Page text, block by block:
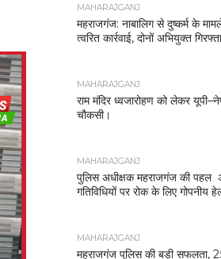
MAHARAJGANJ
महराजगंज: नाबालिग से दुष्कर्म के
त्वरित कार्रवाई, दोनों अभियुक्त
MAHARAJGANJ
राम मंदिर ध्वजारोहण को लेकर
चौकसी।
MAHARAJGANJ
पुलिस अधीक्षक महराजगंज की
गतिविधियों पर रोक के लिए गोपनीय
MAHARAJGANJ
महराजगंज पुलिस की बड़ी सफलता,